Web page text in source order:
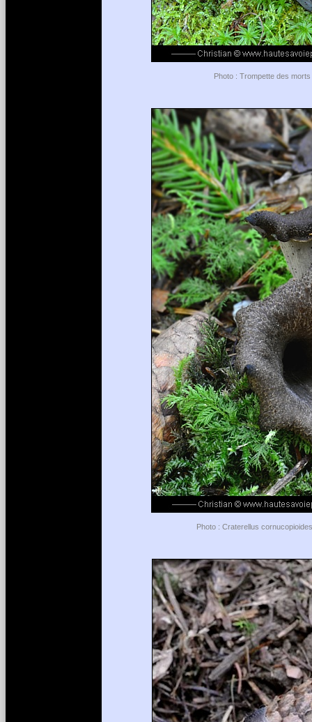
Photo : Trompette des
Photo : Craterellus